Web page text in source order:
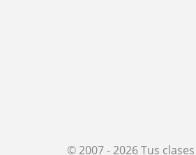
© 2007 - 2026 Tus